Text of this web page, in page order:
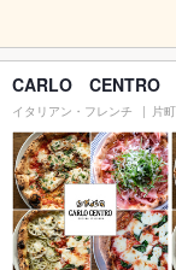
CARLO CENTRO
イタリアン・フレンチ 片町